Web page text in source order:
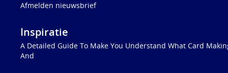
Afmelden nieuwsbrief
Inspiratie
A Detailed Guide To Make You Understand What Card
And